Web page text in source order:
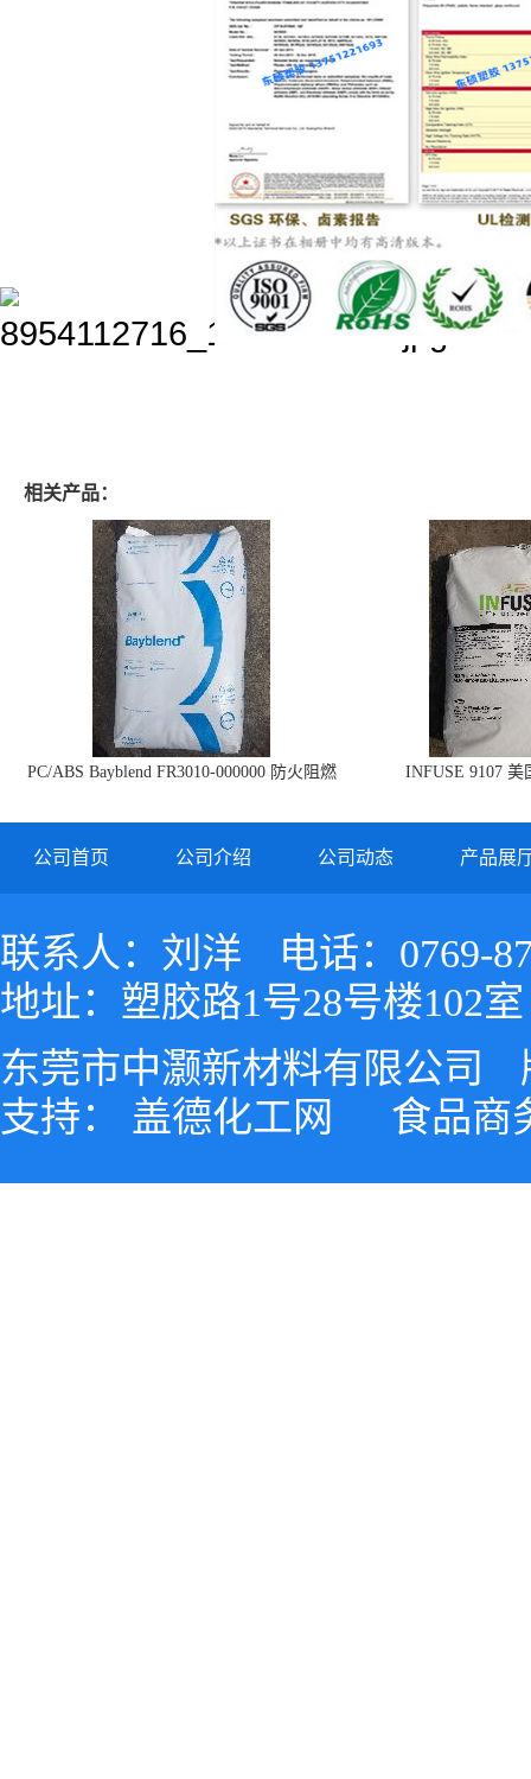
相关产品：
PC/ABS Bayblend FR3010-000000 防火阻燃
INFUSE 9107 美
公司首页 公司介绍 公司动态 产品展
联系人：刘洋
电话：0769-
地址：塑胶路1号28号楼102室
东莞市中灏新材料有限公司
支持： 盖德化工网 食品商